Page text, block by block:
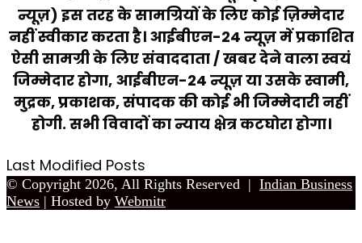
न्यूज़) इस तरह के सामग्रियों के लिए कोई ज़िम्मेदार
नहीं स्वीकार करता है। आईबीएन-24 न्यूज़ में प्रकाशित
ऐसी सामग्री के लिए संवाददाता / खबर देने वाला स्वयं
जिम्मेदार होगा, आईबीएन-24 न्यूज़ या उसके स्वामी,
मुद्रक, प्रकाशक, संपादक की कोई भी जिम्मेदारी नहीं
होगी. सभी विवादों का न्याय क्षेत्र कटघोरा होगा।
Last Modified Posts
© Copyright 2026, All Rights Reserved | Indian Business
News | Hosted by Webmitr